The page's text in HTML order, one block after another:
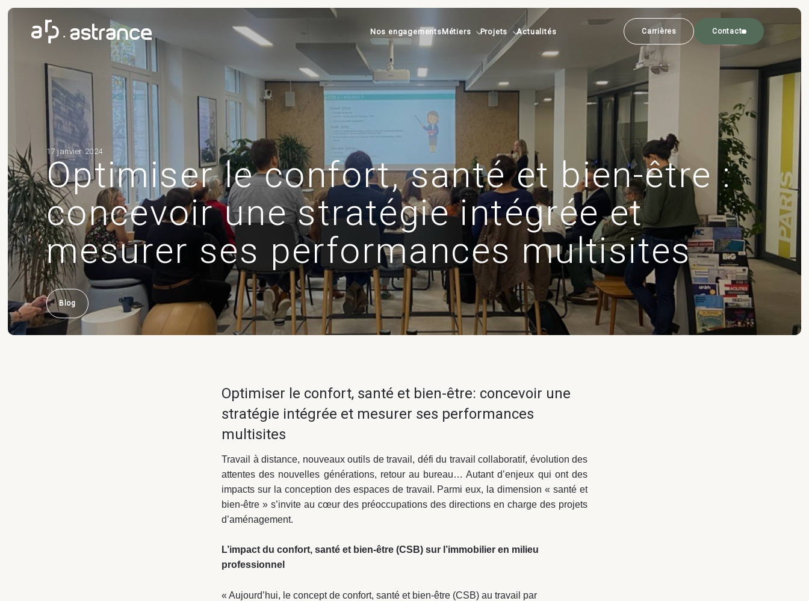
Nos engagements Métiers Projets Actualités Carrières Contact
17 janvier 2024
Optimiser le confort, santé et bien-être :
concevoir une stratégie intégrée et
mesurer ses performances multisites
Blog
Optimiser le confort, santé et bien-être: concevoir une
stratégie intégrée et mesurer ses performances
multisites
Travail à distance, nouveaux outils de travail, défi du travail collaboratif, évolution des
attentes des nouvelles générations, retour au bureau… Autant d’enjeux qui ont des
impacts sur la conception des espaces de travail. Parmi eux, la dimension « santé et
bien-être » s’invite au cœur des préoccupations des directions en charge des projets
d’aménagement.
L’impact du confort, santé et bien-être (CSB) sur l’immobilier en milieu
professionnel
« Aujourd’hui, le concept de confort, santé et bien-être (CSB) au travail par